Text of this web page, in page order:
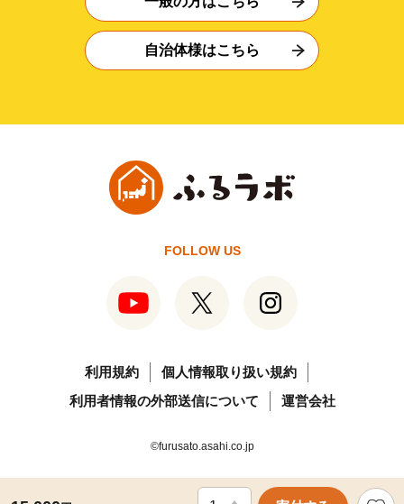
自治体様はこちら
FOLLOW US
利用規約
個人情報取り扱い規約
利用者情報の外部送信について
運営会社
©furusato.asahi.co.jp